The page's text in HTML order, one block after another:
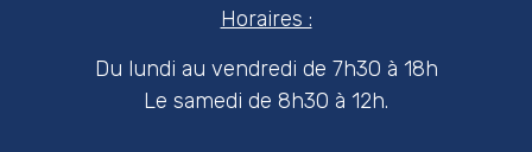
Horaires :
Du lundi au vendredi de 7h30 à 18h
Le samedi de 8h30 à 12h.